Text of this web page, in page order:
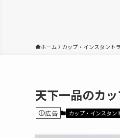
ホーム カップ・インスタント
天下一品のカ
広告 カップ・インスタン